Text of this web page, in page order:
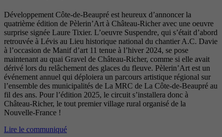
Développement Côte-de-Beaupré est heureux d’annoncer la
quatrième édition de Pèlerin’Art à Château-Richer avec une oeuvre
surprise signée Laure Tixier. L’oeuvre Suspendre, qui s’était d’abord
retrouvée à Lévis au Lieu historique national du chantier A.C. Davie
à l’occasion de Manif d’art 11 tenue à l’hiver 2024, se pose
maintenant au quai Gravel de Château-Richer, comme si elle avait
dérivé lors du relâchement des glaces du fleuve. Pèlerin’Art est un
événement annuel qui déploiera un parcours artistique régional sur
l’ensemble des municipalités de La MRC de La Côte-de-Beaupré au
fil des ans. Pour l’édition 2025, le circuit s’installera donc à
Château-Richer, le tout premier village rural organisé de la
Nouvelle-France !
Lire le communiqué